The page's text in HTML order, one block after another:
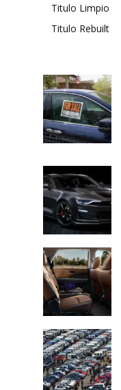
Titulo Limpio
Titulo Rebuilt